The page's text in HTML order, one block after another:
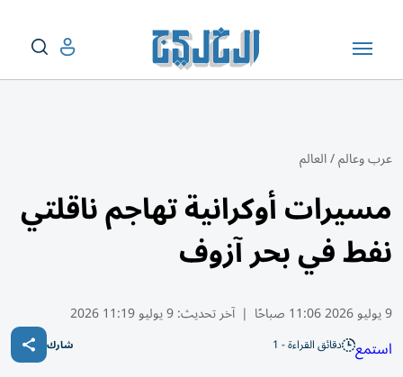
عرب وعالم/العالم
مسيرات أوكرانية تهاجم ناقلتي
نفط في بحر آزوف
9 يوليو 2026 11:06 صباحًا | آخر تحديث:9 يوليو 11:19 2026
استمع دقائق القراءة - 1 شارك